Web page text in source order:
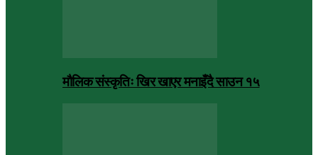
मौलिक संस्कृतिः खिर खाएर मनाइँदै साउन १५